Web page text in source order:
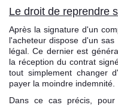
Le droit de reprendre
Après la signature d'un
l'acheteur dispose d'un
légal. Ce dernier est
la réception du contrat
tout simplement changer
payer la moindre indemnité.
Dans ce cas précis,